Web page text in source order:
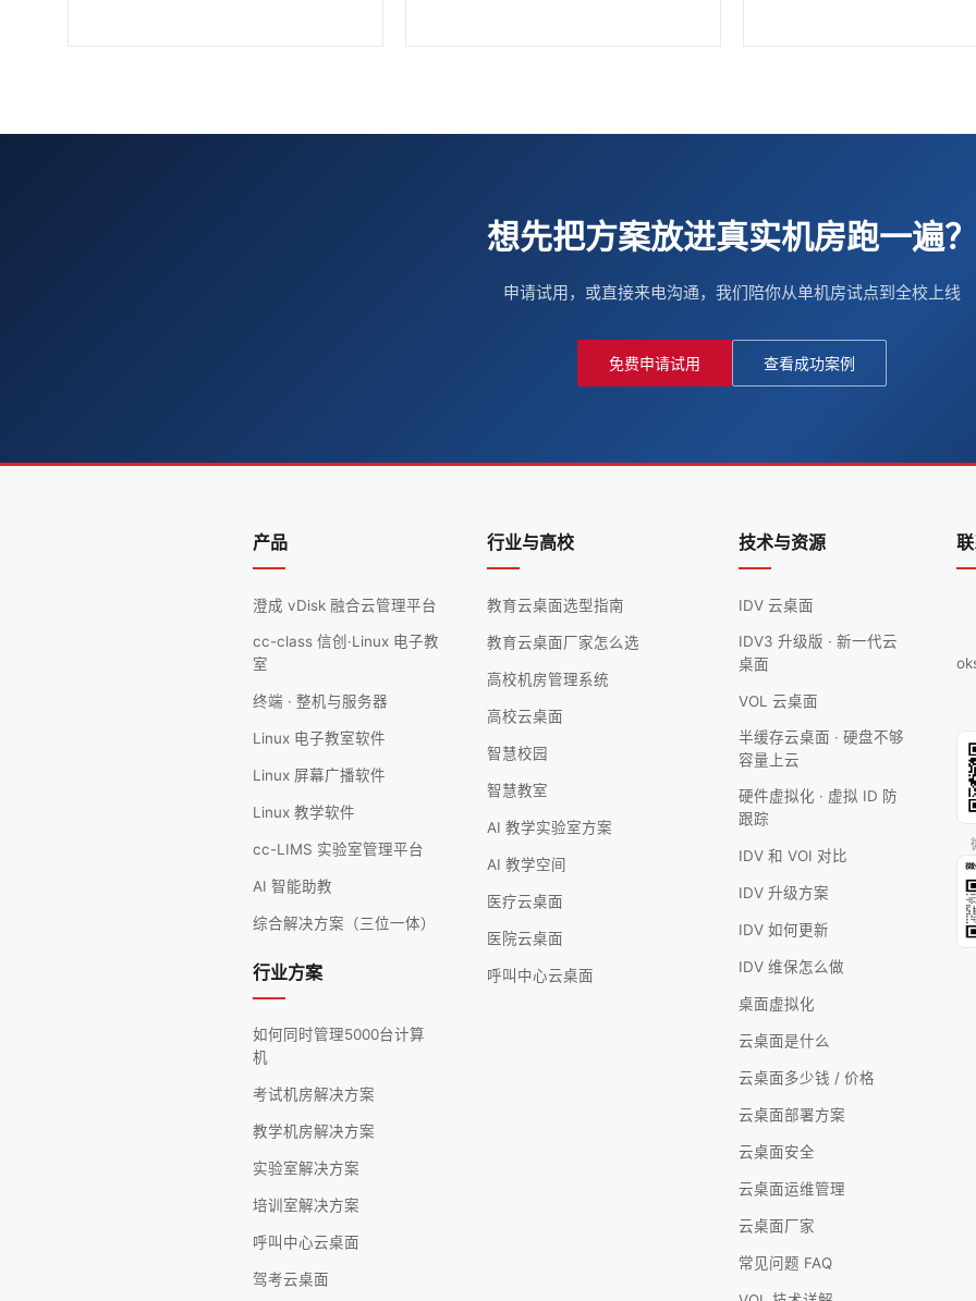
想先把方案放进真实机房跑一遍？
申请试用，或直接来电沟通，我们陪你从单机房试点到全校上线
免费申请试用 查看成功案例
产品
澄成 vDisk 融合云管理平台
cc-class 信创·Linux 电子教
室
终端 · 整机与服务器
Linux 电子教室软件
Linux 屏幕广播软件
Linux 教学软件
cc-LIMS 实验室管理平台
AI 智能助教
综合解决方案（三位一体）
行业方案
如何同时管理5000台计算
机
考试机房解决方案
教学机房解决方案
实验室解决方案
培训室解决方案
呼叫中心云桌面
驾考云桌面
行业与高校
教育云桌面选型指南
教育云桌面厂家怎么选
高校机房管理系统
高校云桌面
智慧校园
智慧教室
AI 教学实验室方案
AI 教学空间
医疗云桌面
医院云桌面
呼叫中心云桌面
技术与资源
IDV 云桌面
IDV3 升级版 · 新一代云
桌面
VOL 云桌面
半缓存云桌面 · 硬盘不够
容量上云
硬件虚拟化 · 虚拟 ID 防
跟踪
IDV 和 VOI 对比
IDV 升级方案
IDV 如何更新
IDV 维保怎么做
桌面虚拟化
云桌面是什么
云桌面多少钱 / 价格
云桌面部署方案
云桌面安全
云桌面运维管理
云桌面厂家
常见问题 FAQ